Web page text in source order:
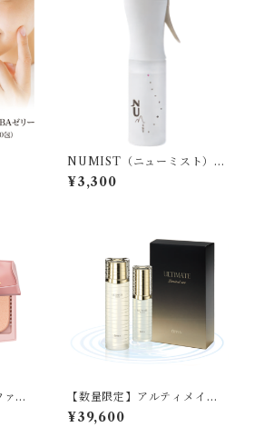
NUMIST（ニューミスト）
〈保湿ミスト化粧水〉
¥3,300
ン
【数量限定】アルティメイト
LIMITED SET R
¥39,600